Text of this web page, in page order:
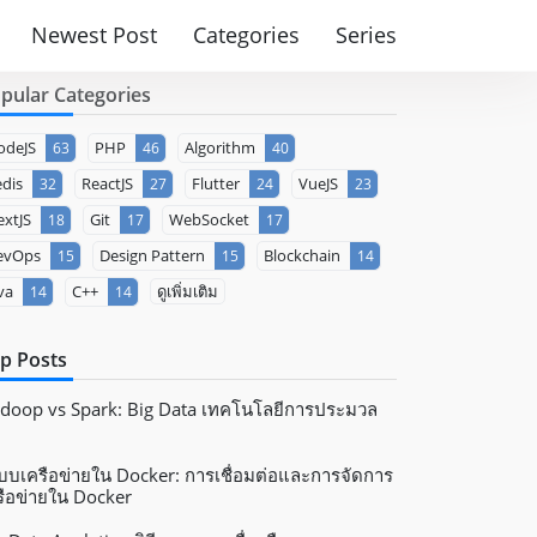
Newest Post Categories Series
Categories
63 PHP 46 Algorithm 40
32 ReactJS 27 Flutter 24 VueJS 23
18 Git 17 WebSocket 17
15 Design Pattern 15 Blockchain 14
14 C++ 14 ดูเพิ่มเติม
Posts
vs Spark: Big Data เทคโนโลยีการประมวล
บเครือข่ายใน Docker: การเชื่อมต่อและการจัดการ
อข่ายใน Docker